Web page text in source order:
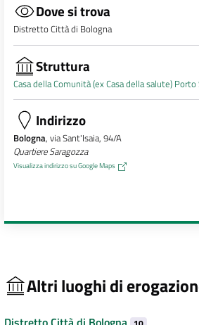
Dove si trova
Distretto Città di Bologna
Struttura
Casa della Comunità (ex Casa della salute) Porto
Indirizzo
Bologna, via Sant'Isaia, 94/A
Quartiere Saragozza
Visualizza indirizzo su Google Maps
Altri luoghi di